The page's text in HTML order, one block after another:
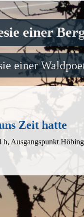
einer
einer
Zeit hatte
Ausgangspunkt